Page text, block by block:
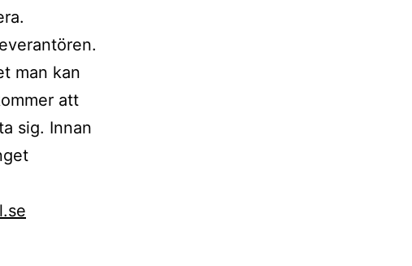
man kan
att
sig. Innan